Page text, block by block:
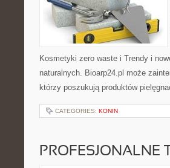
Kosmetyki zero waste i Trendy i
naturalnych. Bioarp24.pl może
którzy poszukują produktów
CATEGORIES: KONIN
PROFESJONALNE